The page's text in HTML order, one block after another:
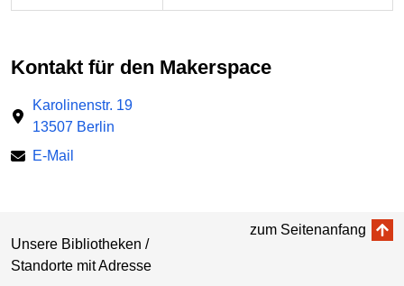
Kontakt für den Makerspace
Karolinenstr. 19
13507 Berlin
E-Mail
Unsere Bibliotheken /
Standorte mit Adresse
zum Seitenanfang